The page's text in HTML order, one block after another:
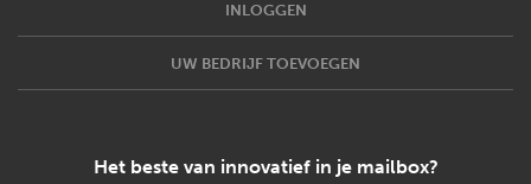
INLOGGEN
UW BEDRIJF TOEVOEGEN
Het beste van innovatief in je mailbox?